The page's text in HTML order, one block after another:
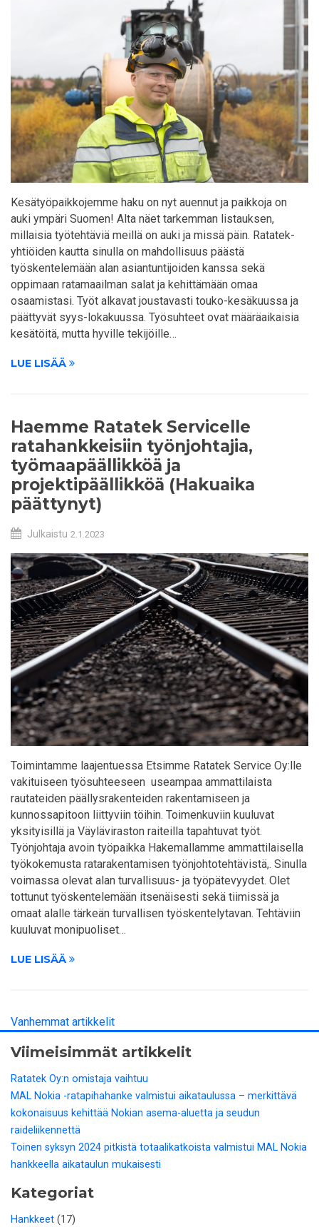
Kesätyöpaikkojemme haku on nyt auennut ja paikkoja on
auki ympäri Suomen! Alta näet tarkemman listauksen,
millaisia työtehtäviä meillä on auki ja missä päin. Ratatek-
yhtiöiden kautta sinulla on mahdollisuus päästä
työskentelemään alan asiantuntijoiden kanssa sekä
oppimaan ratamaailman salat ja kehittämään omaa
osaamistasi. Työt alkavat joustavasti touko-kesäkuussa ja
päättyvät syys-lokakuussa. Työsuhteet ovat määräaikaisia
kesätöitä, mutta hyville tekijöille…
LUE LISÄÄ
Haemme Ratatek Servicelle
ratahankkeisiin työnjohtajia,
työmaapäällikköä ja
projektipäällikköä (Hakuaika
päättynyt)
Julkaistu 2.1.2023
Toimintamme laajentuessa Etsimme Ratatek Service Oy:lle
vakituiseen työsuhteeseen useampaa ammattilaista
rautateiden päällysrakenteiden rakentamiseen ja
kunnossapitoon liittyviin töihin. Toimenkuviin kuuluvat
yksityisillä ja Väyläviraston raiteilla tapahtuvat työt.
Työnjohtaja avoin työpaikka Hakemallamme ammattilaisella
työkokemusta ratarakentamisen työnjohtotehtävistä,. Sinulla
voimassa olevat alan turvallisuus- ja työpätevyydet. Olet
tottunut työskentelemään itsenäisesti sekä tiimissä ja
omaat alalle tärkeän turvallisen työskentelytavan. Tehtäviin
kuuluvat monipuoliset…
LUE LISÄÄ
Vanhemmat artikkelit
Viimeisimmät artikkelit
Ratatek Oy:n omistaja vaihtuu
MAL Nokia -ratapihahanke valmistui aikataulussa – merkittävä
kokonaisuus kehittää Nokian asema-aluetta ja seudun
raideliikennettä
Toinen syksyn 2024 pitkistä totaalikatkoista valmistui MAL Nokia
hankkeella aikataulun mukaisesti
Kategoriat
Hankkeet (17)